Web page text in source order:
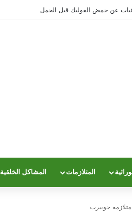
عن حمض الفوليك قبل الحمل
المتلازمات المشاكل الخلقية
متلازمة جوبيرت